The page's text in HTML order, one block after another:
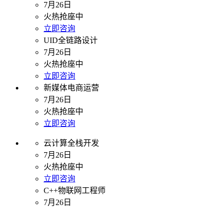
7月26日
火热抢座中
立即咨询
UID全链路设计
7月26日
火热抢座中
立即咨询
新媒体电商运营
7月26日
火热抢座中
立即咨询
云计算全栈开发
7月26日
火热抢座中
立即咨询
C++物联网工程师
7月26日